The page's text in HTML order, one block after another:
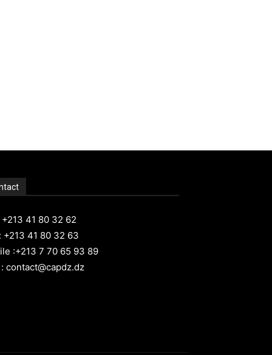
41 80 32 62
+213 41 80 32 63
:+213 7 70 65 93 89
contact@capdz.dz